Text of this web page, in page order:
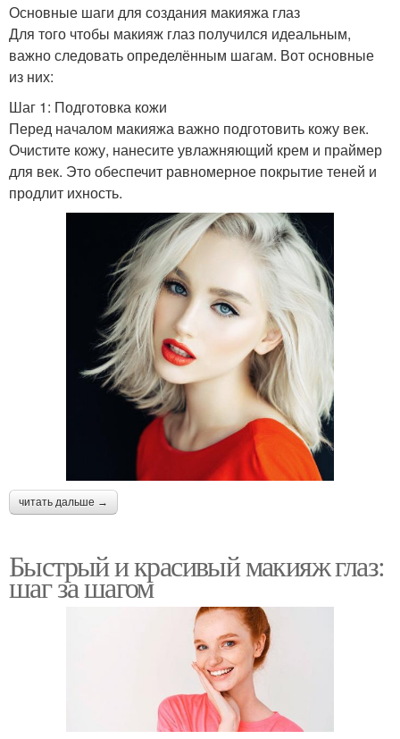
Основные шаги для создания макияжа глаз
Для того чтобы макияж глаз получился идеальным,
важно следовать определённым шагам. Вот основные
из них:
Шаг 1: Подготовка кожи
Перед началом макияжа важно подготовить кожу век.
Очистите кожу, нанесите увлажняющий крем и праймер
для век. Это обеспечит равномерное покрытие теней и
продлит ихность.
читать дальше →
Быстрый и красивый макияж глаз:
шаг за шагом